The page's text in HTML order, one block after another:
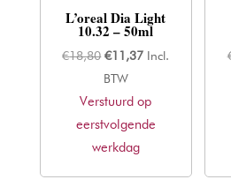
L’oreal Dia Light
10.32 – 50ml
€18,80 Oorspronkelijke
prijs
was:
€18,80.
€11,37Huidige
is:
€11,37.
Incl.
BTW
Verstuurd op
eerstvolgende
werkdag